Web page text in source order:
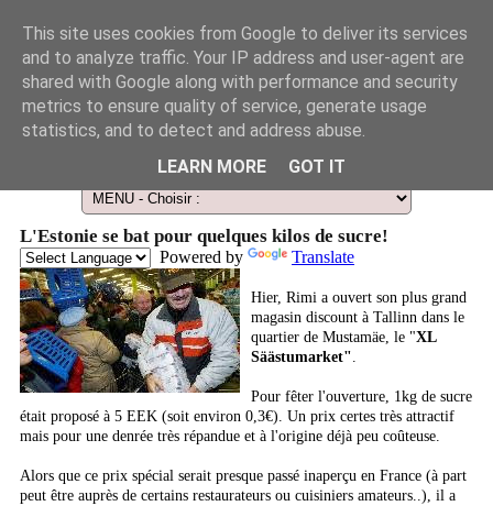
Le Guide des Smart Télescopes et de l'Astronomie amateur
L'Estonie se bat pour quelques kilos de sucre!
Powered by Translate
Hier, Rimi a ouvert son plus grand
magasin discount à Tallinn dans le
quartier de Mustamäe, le "XL
Säästumarket".
Pour fêter l'ouverture, 1kg de sucre
était proposé à 5 EEK (soit environ 0,3€). Un prix certes très attractif
mais pour une denrée très répandue et à l'origine déjà peu coûteuse.
Alors que ce prix spécial serait presque passé inaperçu en France (à part
peut être auprès de certains restaurateurs ou cuisiniers amateurs..), il a
This site uses cookies from Google to deliver its services
and to analyze traffic. Your IP address and user-agent are
shared with Google along with performance and security
metrics to ensure quality of service, generate usage
statistics, and to detect and address abuse.
LEARN MORE
GOT IT